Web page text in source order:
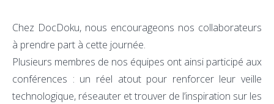
Chez DocDoku, nous encourageons nos collaborateurs
à prendre part à cette journée.
Plusieurs membres de nos équipes ont ainsi participé aux
conférences : un réel atout pour renforcer leur veille
technologique, réseauter et trouver de l’inspiration sur les